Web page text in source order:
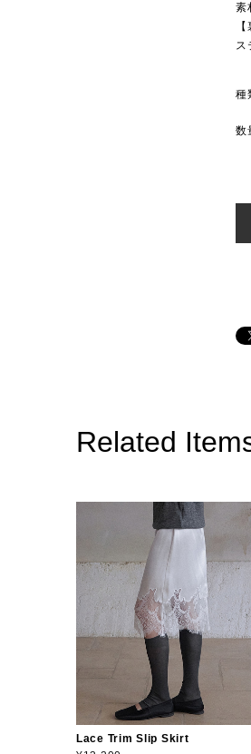
ス
種
数
Related
Lace Trim Slip Skirt